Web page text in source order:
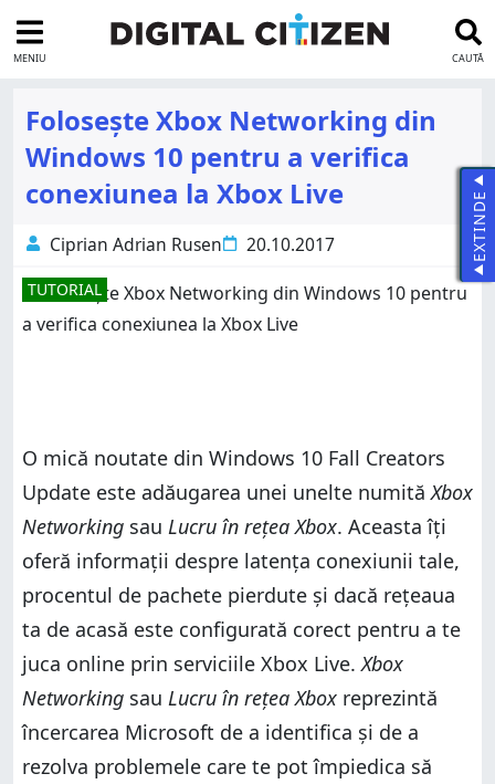
MENIU CAUTĂ
Folosește Xbox Networking din
Windows 10 pentru a verifica
conexiunea la Xbox Live
Ciprian Adrian Rusen 20.10.2017
TUTORIAL
O mică noutate din Windows 10 Fall Creators
Update este adăugarea unei unelte numităXbox
Networking sau Lucru în rețea Xbox. Aceasta îți
oferă informații despre latența conexiunii tale,
procentul de pachete pierdute și dacă rețeaua
ta de acasă este configurată corect pentru a te
juca online prin serviciile Xbox Live.Xbox
Networking sau Lucru în rețea Xbox reprezintă
încercarea Microsoft de a identifica și de a
rezolva problemele care te pot împiedica să
EXTINDE